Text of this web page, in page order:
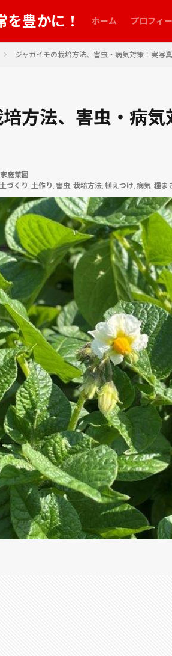
を豊かに！ ホーム プロフィ
ジャガイモの栽培方法、害虫・病気対策！実写
方法、害虫・病
家庭菜園
土づくり, 土作り, 害虫, 栽培方法, 植えつけ, 病気, 種ま